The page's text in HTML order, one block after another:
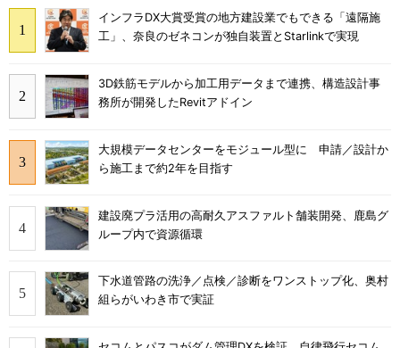
インフラDX大賞受賞の地方建設業でもできる「遠隔施
工」、奈良のゼネコンが独自装置とStarlinkで実現
3D鉄筋モデルから加工用データまで連携、構造設計事
務所が開発したRevitアドイン
大規模データセンターをモジュール型に 申請／設計か
ら施工まで約2年を目指す
建設廃プラ活用の高耐久アスファルト舗装開発、鹿島グ
ループ内で資源循環
下水道管路の洗浄／点検／診断をワンストップ化、奥村
組らがいわき市で実証